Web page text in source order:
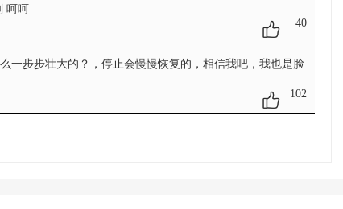
呵呵
40
一步步壮大的？ ，停止会慢慢恢复的，相信我吧，我也是脸
102